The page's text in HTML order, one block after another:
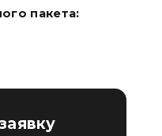
пакета: